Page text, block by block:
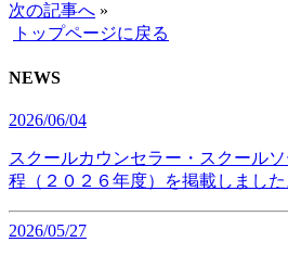
次の記事へ »
トップページに戻る
NEWS
2026/06/04
スクールカウンセラー・スクール
程（２０２６年度）を掲載しました
2026/05/27